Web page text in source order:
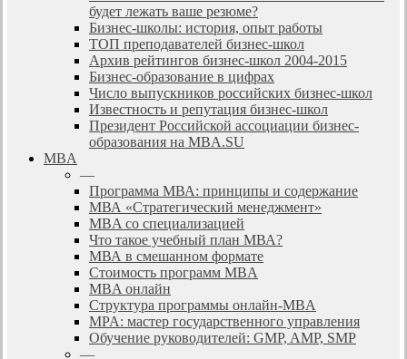
будет лежать ваше резюме?
Бизнес-школы: история, опыт работы
ТОП преподавателей бизнес-школ
Архив рейтингов бизнес-школ 2004-2015
Бизнес-образование в цифрах
Число выпускников российских бизнес-школ
Известность и репутация бизнес-школ
Президент Российской ассоциации бизнес-
образования на MBA.SU
MBA
—
Программа МВА: принципы и содержание
МВА «Cтратегический менеджмент»
MBA со специализацией
Что такое учебный план МВА?
МВА в смешанном формате
Стоимость программ MBA
MBA онлайн
Cтруктура программы онлайн-MBA
MPA: мастер государственного управления
Обучение руководителей: GMP, AMP, SMP
—